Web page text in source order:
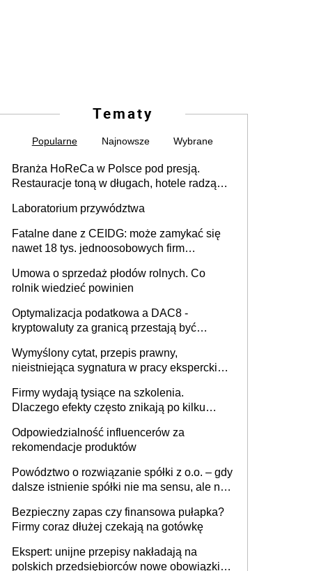
Tematy
Popularne Najnowsze Wybrane
Branża HoReCa w Polsce pod presją.
Restauracje toną w długach, hotele radzą
Laboratorium przywództwa
Fatalne dane z CEIDG: może zamykać się
nawet 18 tys. jednoosobowych firm
Umowa o sprzedaż płodów rolnych. Co
rolnik wiedzieć powinien
Optymalizacja podatkowa a DAC8 -
kryptowaluty za granicą przestają być
Wymyślony cytat, przepis prawny,
nieistniejąca sygnatura w pracy eksperckiej -
firmie
Firmy wydają tysiące na szkolenia.
Dlaczego efekty często znikają po kilku
Odpowiedzialność influencerów za
rekomendacje produktów
Powództwo o rozwiązanie spółki z o.o. – gdy
dalsze istnienie spółki nie ma sensu, ale nie
Bezpieczny zapas czy finansowa pułapka?
Firmy coraz dłużej czekają na gotówkę
Ekspert: unijne przepisy nakładają na
polskich przedsiębiorców nowe obowiązki w